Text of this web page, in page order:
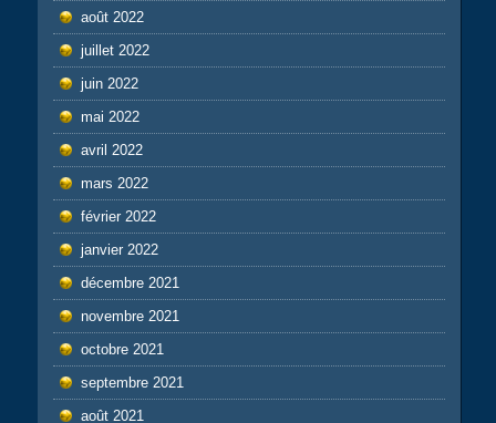
août 2022
juillet 2022
juin 2022
mai 2022
avril 2022
mars 2022
février 2022
janvier 2022
décembre 2021
novembre 2021
octobre 2021
septembre 2021
août 2021